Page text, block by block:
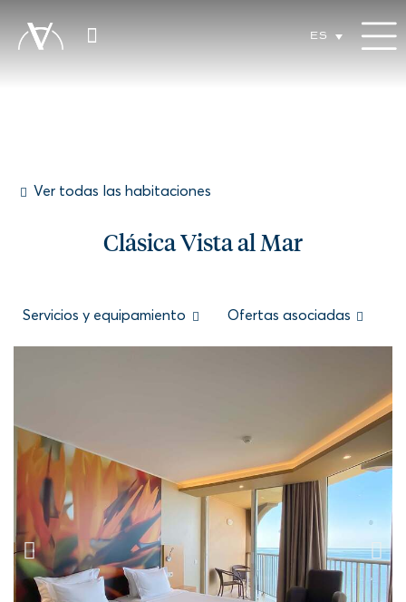
ES
Ver todas las habitaciones
Clásica Vista al Mar
Servicios y equipamiento Ofertas asociadas